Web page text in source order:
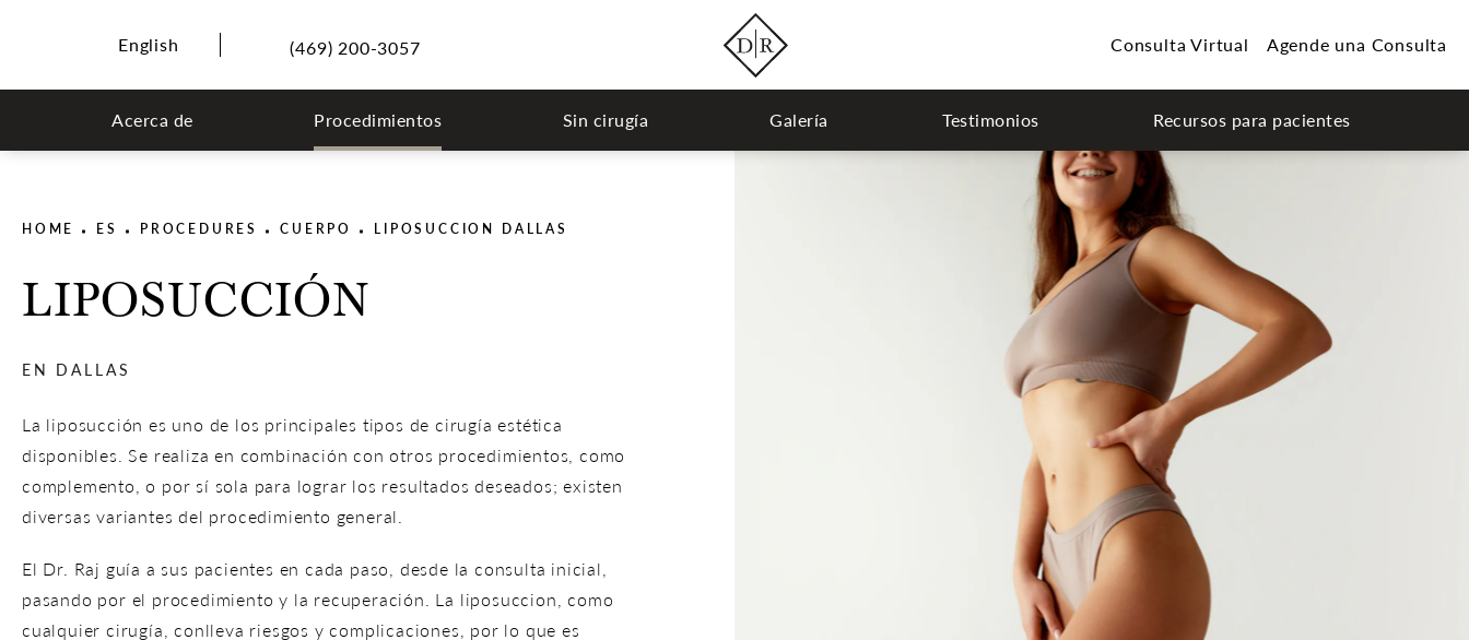
English (469) 200-3057 Consulta Virtual Agende una Consulta
Acerca de Procedimientos Sin cirugía Galería Testimonios Recursos para pacientes
HOME ES PROCEDURES CUERPO LIPOSUCCION DALLAS
LIPOSUCCIÓN
EN DALLAS
La liposucción es uno de los principales tipos de cirugía estética
disponibles. Se realiza en combinación con otros procedimientos, como
complemento, o por sí sola para lograr los resultados deseados; existen
diversas variantes del procedimiento general.
El Dr. Raj guía a sus pacientes en cada paso, desde la consulta inicial,
pasando por el procedimiento y la recuperación. La liposuccion, como
cualquier cirugía, conlleva riesgos y complicaciones, por lo que es